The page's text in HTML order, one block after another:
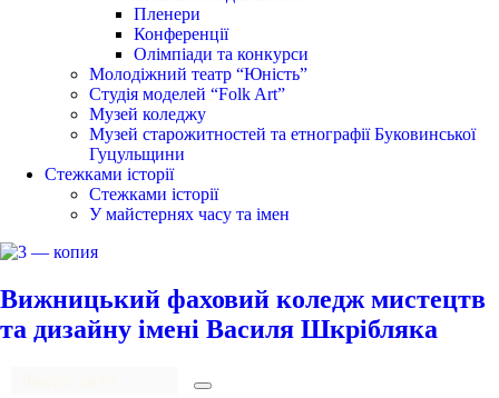
Пленери
Конференції
Олімпіади та конкурси
Молодіжний театр “Юність”
Студія моделей “Folk Art”
Музей коледжу
Музей старожитностей та етнографії Буковинської
Гуцульщини
Стежками історії
Стежками історії
У майстернях часу та імен
Вижницький фаховий коледж мистецтв
та дизайну імені Василя Шкрібляка